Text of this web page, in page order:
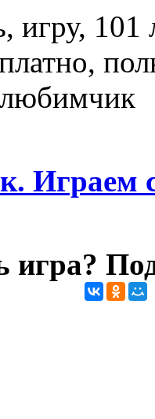
игру,
Играем
игра?